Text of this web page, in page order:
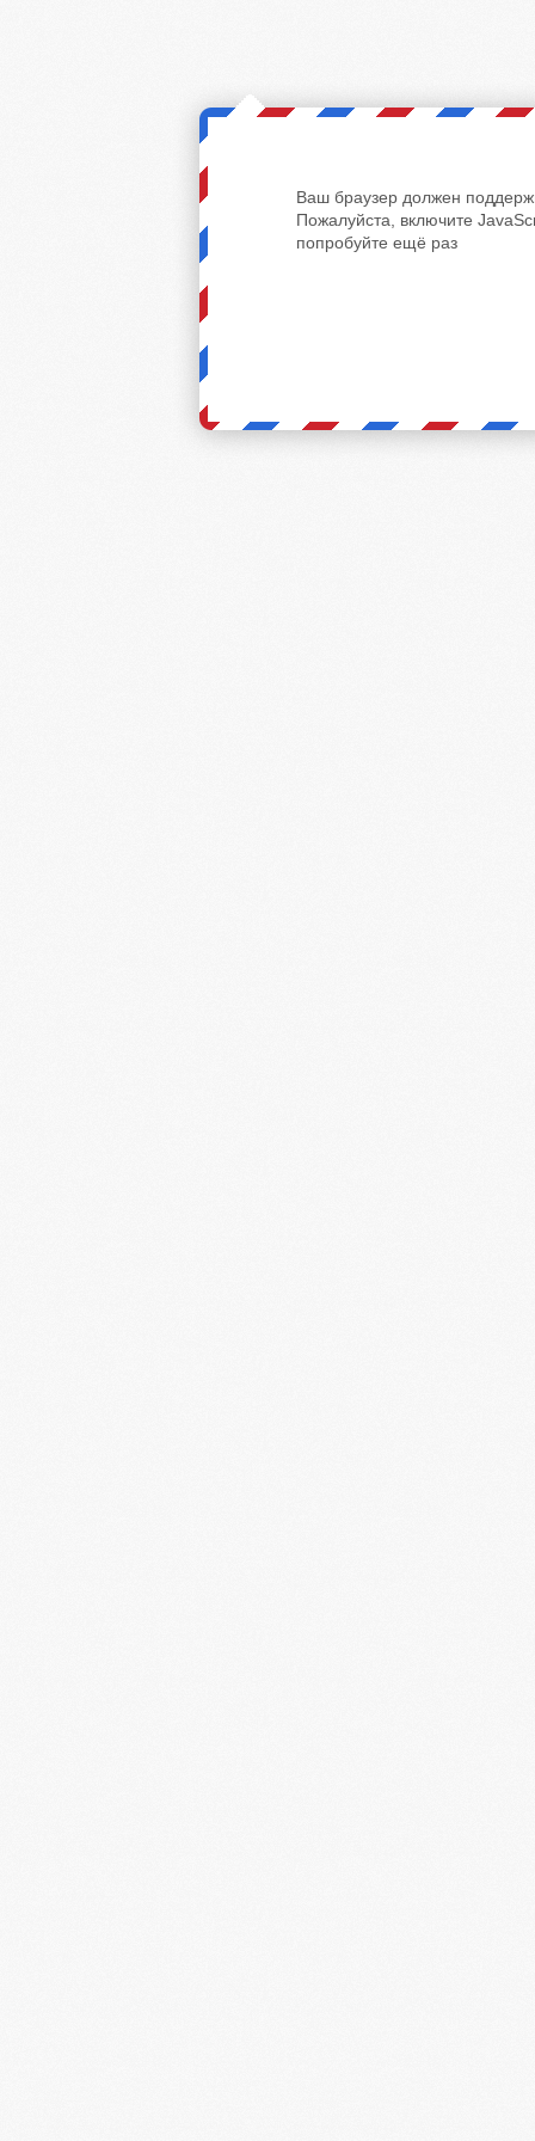
Ваш браузер должен
Пожалуйста, включите
попробуйте ещё раз